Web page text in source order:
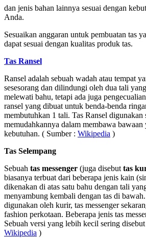
dan jenis bahan lainnya sesuai dengan
Anda.
Sesuaikan anggaran untuk pembuatan tas
dapat sesuai dengan kualitas produk tas.
Tas Ransel
Ransel adalah sebuah wadah atau tempat
sesesorang dan dilindungi oleh dua tali
melewati bahu, tetapi ada juga
ransel yang dibuat untuk benda-benda
membutuhkan 1 tali. Tas Ransel digunakan
memudahkannya dalam membawa bawaan
kebutuhan. ( Sumber : Wikipedia )
Tas Selempang
Sebuah tas messenger (juga disebut tas
biasanya terbuat dari beberapa jenis kain
dikenakan di atas satu bahu dengan tali
menyambung kembali dengan tas di
digunakan oleh kurir, tas messenger
fashion perkotaan. Beberapa jenis tas
Sebuah versi yang lebih kecil sering disebut
Wikipedia )